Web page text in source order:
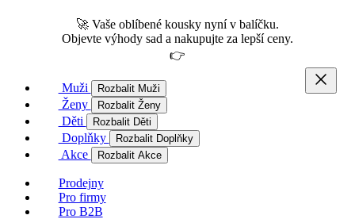
🚀 Vaše oblíbené kousky nyní v balíčku.
Objevte výhody sad a nakupujte za lepší ceny.
👉
Muži Rozbalit Muži
Ženy Rozbalit Ženy
Děti Rozbalit Děti
Doplňky Rozbalit Doplňky
Akce Rozbalit Akce
Prodejny
Pro firmy
Pro B2B